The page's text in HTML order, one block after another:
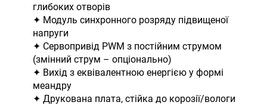
глибоких отворів
✦ Модуль синхронного розряду підвищеної
напруги
✦ Сервопривід PWM з постійним струмом
(змінний струм – опціонально)
✦ Вихід з еквівалентною енергією у формі
меандру
✦ Друкована плата, стійка до корозії/вологи